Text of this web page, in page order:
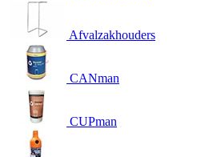
Afvalzakhouders
CANman
CUPman